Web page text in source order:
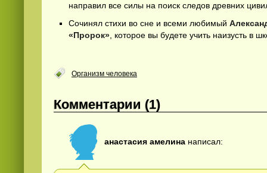
направил все силы на поиск следов древних
Сочинял стихи во сне и всеми любимый
«Пророк» , которое вы будете учить наизусть в
Организм человека
Комментарии (1)
анастасия амелина написал: